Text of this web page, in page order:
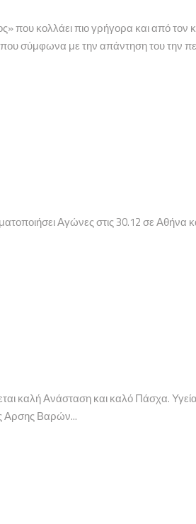
που κολλάει πιο γρήγορα και από
σύμφωνα με την απάντηση του την
Αγώνες στις 30.12 σε Αθήνα
καλή Ανάσταση και καλό Πάσχα.
Αρσης Βαρών...